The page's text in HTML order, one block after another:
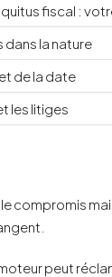
fiscal :
dans la nature
de la date
les litiges
compromis
peut